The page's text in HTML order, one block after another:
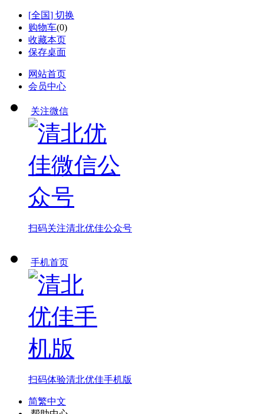
[全国] 切换
购物车(0)
收藏本页
保存桌面
网站首页
会员中心
关注微信
扫码关注清北优佳公众号
手机首页
扫码体验清北优佳手机版
简繁中文